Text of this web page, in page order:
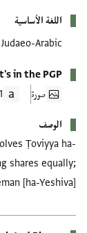
اللغة الأساسية
Judaeo-Arabic
in the PGP
صورة
1 Transcription
الوصف
Ṭoviyya ha-
shares equally;
[ha-Yeshiva].